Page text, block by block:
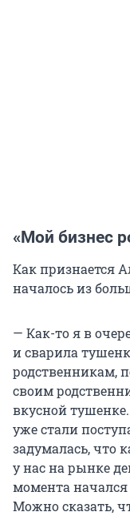
«Мой бизнес
Как признается
началось из
— Как-то я в
и сварила
родственникам,
своим
вкусной
уже стали
задумалась, что
у нас на рынке
момента начался
Можно сказать,